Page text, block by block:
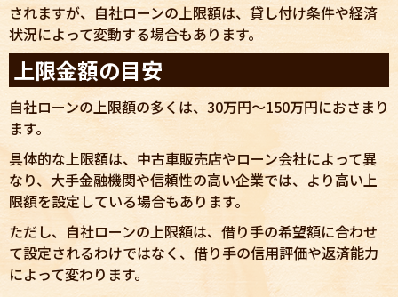
されますが、自社ローンの上限額は、貸し付け条件や経済
状況によって変動する場合もあります。
上限金額の目安
自社ローンの上限額の多くは、30万円～150万円におさまり
ます。
具体的な上限額は、中古車販売店やローン会社によって異
なり、大手金融機関や信頼性の高い企業では、より高い上
限額を設定している場合もあります。
ただし、自社ローンの上限額は、借り手の希望額に合わせ
て設定されるわけではなく、借り手の信用評価や返済能力
によって変わります。